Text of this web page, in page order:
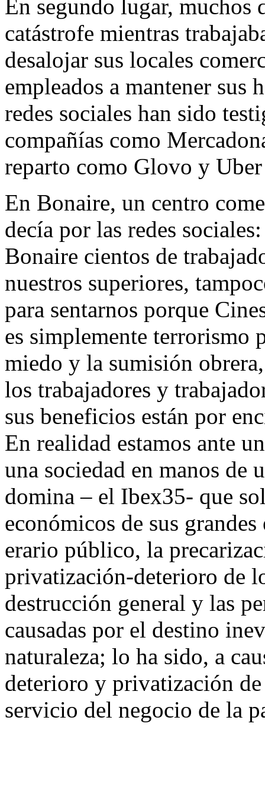
En segundo lugar, muchos
catástrofe mientras
desalojar sus locales
empleados a mantener sus
redes sociales han sido
compañías como
reparto como Glovo y
En Bonaire, un centro
decía por las redes
Bonaire cientos de
nuestros superiores,
para sentarnos porque
es simplemente terrorismo
miedo y la sumisión
los trabajadores y
sus beneficios están por
En realidad estamos ante
una sociedad en manos de
domina – el Ibex35- que
económicos de sus
erario público, la
privatización-deterioro de
destrucción general y las
causadas por el destino
naturaleza; lo ha sido, a
deterioro y privatización
servicio del negocio de la